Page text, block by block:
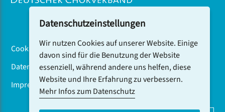
Cookiebanner
Datenschutz
Impressum
Datenschutzeinstellungen
Wir nutzen Cookies auf unserer Website. Einige
davon sind für die Benutzung der Website
essenziell, während andere uns helfen, diese
Website und Ihre Erfahrung zu verbessern.
Mehr Infos zum Datenschutz